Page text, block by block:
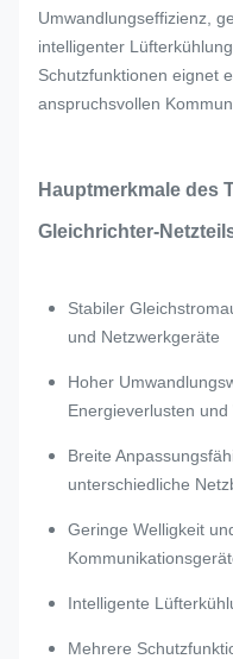
Umwandlungseffizienz,
intelligenter
Schutzfunktionen eignet
anspruchsvollen
Hauptmerkmale des
Gleichrichter-
Stabiler
und Netzwerkgeräte
Hoher
Energieverlusten
Breite
unterschiedliche
Geringe Welligkeit
Intelligente
Mehrere